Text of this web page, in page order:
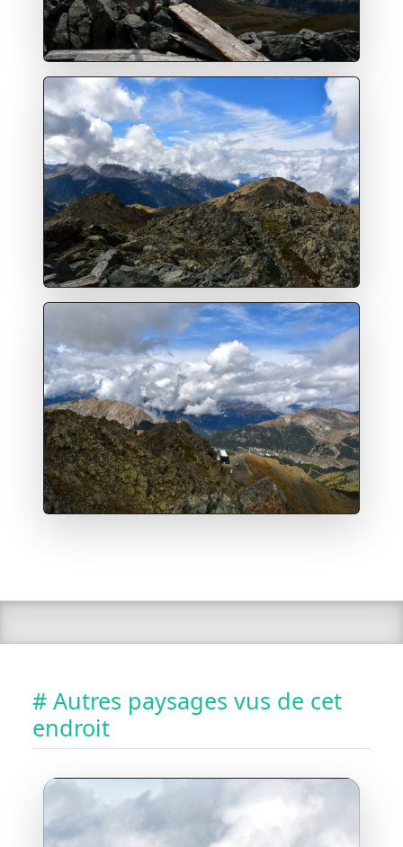
# Autres paysages vus de cet
endroit